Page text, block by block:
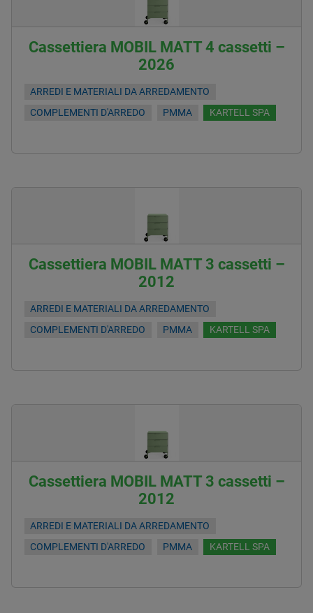
Cassettiera MOBIL MATT 4 cassetti –
2026
ARREDI E MATERIALI DA ARREDAMENTO
COMPLEMENTI D'ARREDO
PMMA KARTELL SPA
Cassettiera MOBIL MATT 3 cassetti –
2012
ARREDI E MATERIALI DA ARREDAMENTO
COMPLEMENTI D'ARREDO
PMMA KARTELL SPA
Cassettiera MOBIL MATT 3 cassetti –
2012
ARREDI E MATERIALI DA ARREDAMENTO
COMPLEMENTI D'ARREDO
PMMA KARTELL SPA